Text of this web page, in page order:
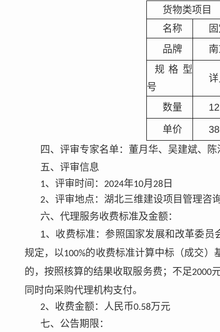
货物类项目
名称
品牌
规格型
号
数量
单价
四、评审专家名单： 董月华、吴建斌、陈
五、评审信息
1、评审时间： 2024年10月 28 日
2、评审地点：湖北三维建设项目管理咨
六、 代理服务收费标准及金额：
1、收费标准：参照国家发展和改革委员
规定，以100%的收费标准计算中标（成交）
的，按照核算的结果收取服务费；不足2000
同时向采购代理机构支付。
2、收费金额：人民币0.58万元
七、公告期限：